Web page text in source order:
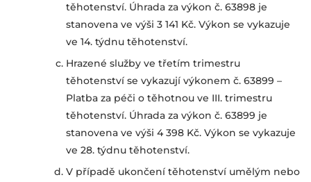
těhotenství. Úhrada za výkon č. 63898 je
stanovena ve výši 3 141 Kč. Výkon se vykazuje
ve 14. týdnu těhotenství.
Hrazené služby ve třetím trimestru
těhotenství se vykazují výkonem č. 63899 –
Platba za péči o těhotnou ve III. trimestru
těhotenství. Úhrada za výkon č. 63899 je
stanovena ve výši 4 398 Kč. Výkon se vykazuje
ve 28. týdnu těhotenství.
V případě ukončení těhotenství umělým nebo